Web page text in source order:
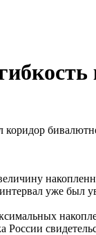
уже был